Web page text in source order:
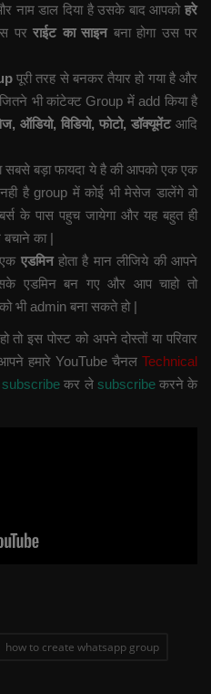
नाम डाल दिया है उसके बाद आपको हरे
परराईट का साइनबना होगा उस पर
पूरी तरह से बनकर तैयार हो गया है और
भी कांटेक्ट Group में add किया है
ऑडियो, विडियो, फोटो, डॉक्यूमेंटआदि
बड़ा फायदा ये है की आपको एक एक
है group में कोई भी मेसेज डालेंगे वो
के पास पहुच जायेगा और यह बहुत ही
बचाने का |
एडमिनहोता है मान लीजिये की आपने
एडमिन बन गए और आप चाहो तो
भी admin बना सकते हो |
इस पोस्ट को अपने दोस्तों या परिवार
हमारे YouTube चैनल Technical
subscribeकर ले subscribe करने के
how to create whatsapp group